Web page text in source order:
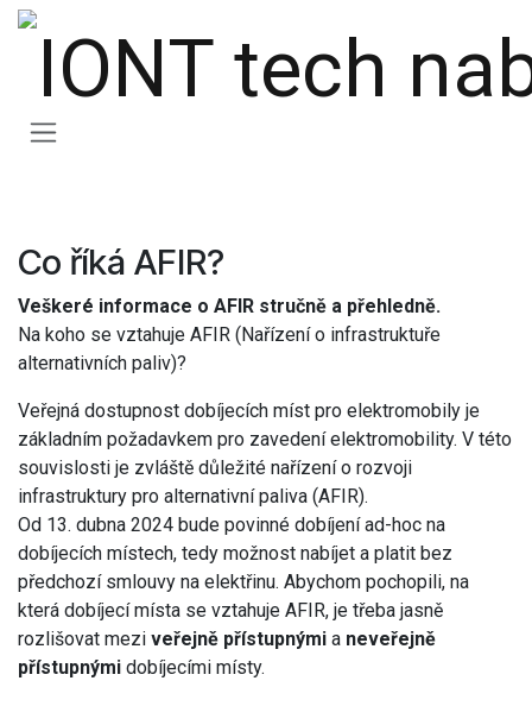
Přejít na obsah
Co říká AFIR?
Veškeré informace o AFIR stručně a přehledně.
Na koho se vztahuje AFIR (Nařízení o infrastruktuře
alternativních paliv)?
Veřejná dostupnost dobíjecích míst pro elektromobily je
základním požadavkem pro zavedení elektromobility. V této
souvislosti je zvláště důležité nařízení o rozvoji
infrastruktury pro alternativní paliva (AFIR).
Od 13. dubna 2024 bude povinné dobíjení ad-hoc na
dobíjecích místech, tedy možnost nabíjet a platit bez
předchozí smlouvy na elektřinu. Abychom pochopili, na
která dobíjecí místa se vztahuje AFIR, je třeba jasně
rozlišovat mezi veřejně přístupnými a neveřejně
přístupnými dobíjecími místy.